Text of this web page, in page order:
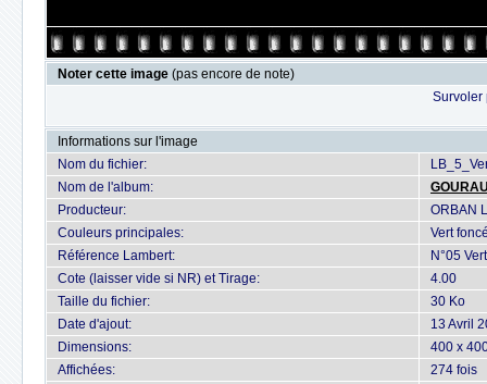
Noter cette image (pas encore de note)
Survoler
Informations sur l'image
Nom du fichier:
Nom de l'album:
Producteur:
ORBAN
Couleurs principales:
Vert
Référence Lambert:
N°05
Cote (laisser vide si NR) et Tirage:
4.00
Taille du fichier:
30 Ko
Date d'ajout:
13 Avril
Dimensions:
400 x
Affichées:
274 fois